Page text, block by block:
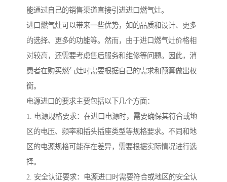
能通过自己的销售渠道直接引进进口燃气灶。
进口燃气灶可以带来一些优势，如的品质和设计、更多
的选择、更多的功能等。然而，由于进口燃气灶价格相
对较高，还需要考虑售后服务和维修等问题。因此，消
费者在购买燃气灶时需要根据自己的需求和预算做出权
衡。
电源进口的要求主要包括以下几个方面：
1. 电源规格要求：在进口电源时，需要确保其符合或地
区的电压、频率和插头插座类型等规格要求。不同和地
区的电源规格可能存在差异，需要根据实际情况进行选
择。
2. 安全认证要求：电源进口时需要符合或地区的安全认